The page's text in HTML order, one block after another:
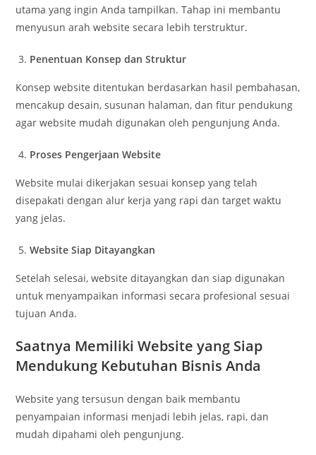
utama yang ingin Anda tampilkan. Tahap ini membantu
menyusun arah website secara lebih terstruktur.
Penentuan Konsep dan Struktur
Konsep website ditentukan berdasarkan hasil pembahasan,
mencakup desain, susunan halaman, dan fitur pendukung
agar website mudah digunakan oleh pengunjung Anda.
Proses Pengerjaan Website
Website mulai dikerjakan sesuai konsep yang telah
disepakati dengan alur kerja yang rapi dan target waktu
yang jelas.
Website Siap Ditayangkan
Setelah selesai, website ditayangkan dan siap digunakan
untuk menyampaikan informasi secara profesional sesuai
tujuan Anda.
Saatnya Memiliki Website yang Siap
Mendukung Kebutuhan Bisnis Anda
Website yang tersusun dengan baik membantu
penyampaian informasi menjadi lebih jelas, rapi, dan
mudah dipahami oleh pengunjung.